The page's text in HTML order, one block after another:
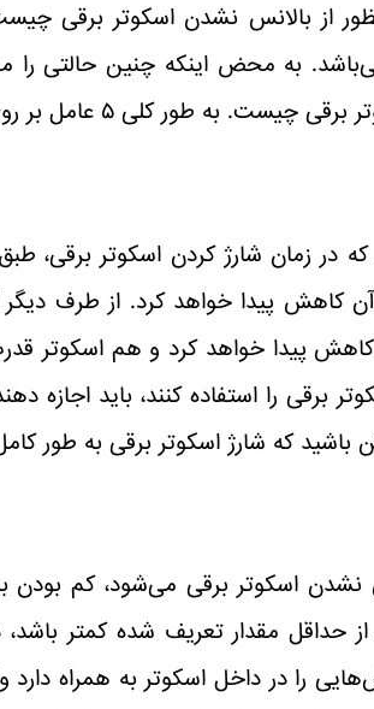
از بالانس نشدن اسکوتر برقی
به محض اینکه چنین حالتی را
این موضوع تأثیر می‌گذارند که عبارتند از:
در زمان شارژ کردن اسکوتر برقی،
کاهش پیدا خواهد کرد. از طرف
کاهش پیدا خواهد کرد و هم
را استفاده کنند، باید اجازه
باشید که شارژ اسکوتر برقی به طور
نشدن اسکوتر برقی می‌شود، کم بودن
مقدار تعریف شده کمتر باشد،
را در داخل اسکوتر به همراه دارد